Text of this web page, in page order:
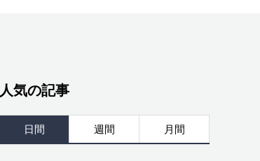
人気の記事
日間 週間 月間